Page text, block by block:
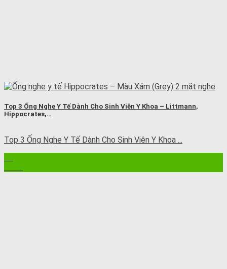
Top 3 Ống Nghe Y Tế Dành Cho Sinh Viên Y Khoa – Littmann,
Hippocrates,…
Top 3 Ống Nghe Y Tế Dành Cho Sinh Viên Y Khoa ...